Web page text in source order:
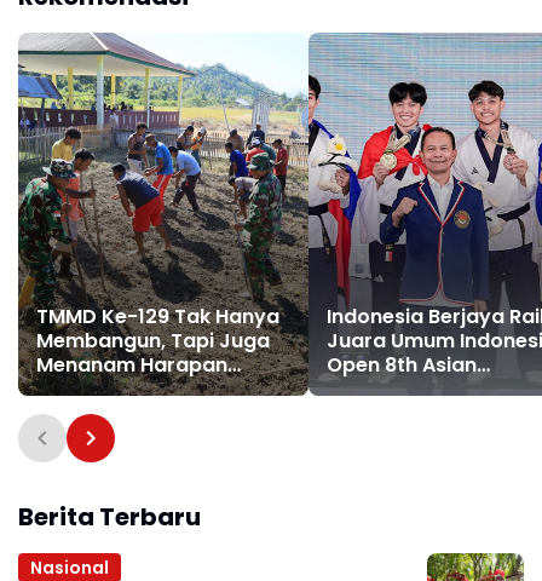
TMMD Ke-129 Tak Hanya
Membangun, Tapi Juga
Menanam Harapan
Melalui Ketahanan
Pangan
Indonesia Berjaya
Juara Umum
Open 8th Asian
Taekwondo
Berita Terbaru
Nasional